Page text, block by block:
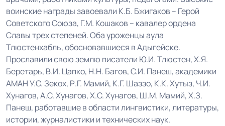
воинские награды завоевали К.Б. Бжигаков – Герой
Советского Союза, Г.М. Кошаков – кавалер ордена
Славы трех степеней. Оба уроженцы аула
Тлюстенхабль, обосновавшиеся в Адыгейске.
Прославили свою землю писатели Ю.И. Тлюстен, X.Я.
Беретарь, В.И. Цапко, Н.Н. Багов, С.И. Панеш, академики
АМАН У.С. Зекох, Р.Г. Мамий, К.Г. Шаззо, К.К. Хутыз, Ч.И.
Хунагов, А.С. Хунагов, Х.С. Хунагов, Ш.М. Мамий, Х.З.
Панеш, работавшие в области лингвистики, литературы,
истории, журналистики и технических наук.